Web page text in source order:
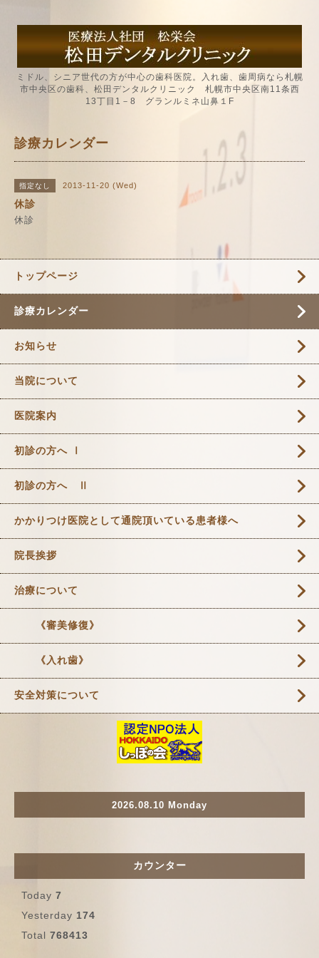
ミドル、シニア世代の方が中心の歯科医院。入れ歯、歯周病なら札幌
市中央区の歯科、松田デンタルクリニック 札幌市中央区南11条西
13丁目1－8 グランルミネ山鼻１F
診療カレンダー
指定なし 2013-11-20 (Wed)
休診
休診
トップページ
診療カレンダー
お知らせ
当院について
医院案内
初診の方へ Ⅰ
初診の方へ Ⅱ
かかりつけ医院として通院頂いている患者様へ
院長挨拶
治療について
《審美修復》
《入れ歯》
安全対策について
2026.08.10 Monday
カウンター
Today 7
Yesterday 174
Total 768413